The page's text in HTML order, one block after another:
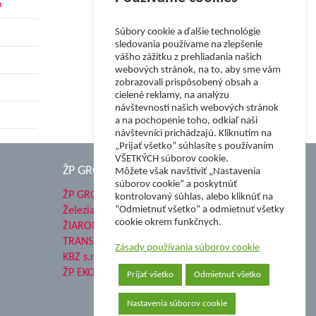
ŽP GROUP
ŽP GROUP
Železiarne Podbrezová a.s.
ŽIAROMAT a.s.
TRANSMESA S.A.U.
KBZ s.r.o.
ŽP EKO QELET a.s.
Súbory cookie a ďalšie technológie
sledovania používame na zlepšenie
vášho zážitku z prehliadania našich
webových stránok, na to, aby sme vám
zobrazovali prispôsobený obsah a
cielené reklamy, na analýzu
návštevnosti našich webových stránok
a na pochopenie toho, odkiaľ naši
návštevníci prichádzajú. Kliknutím na
„Prijať všetko” súhlasíte s používaním
VŠETKÝCH súborov cookie.
Môžete však navštíviť „Nastavenia
súborov cookie” a poskytnúť
kontrolovaný súhlas, alebo kliknúť na
“Odmietnuť všetko” a odmietnuť všetky
cookie okrem funkčnych.
Zásady používania súborov cookie
Prijať všetko Odmietnuť všetko
Nastavenia súborov cookie